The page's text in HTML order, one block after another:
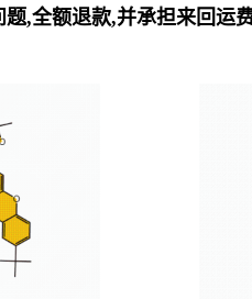
题,全额退款,并承担来回运